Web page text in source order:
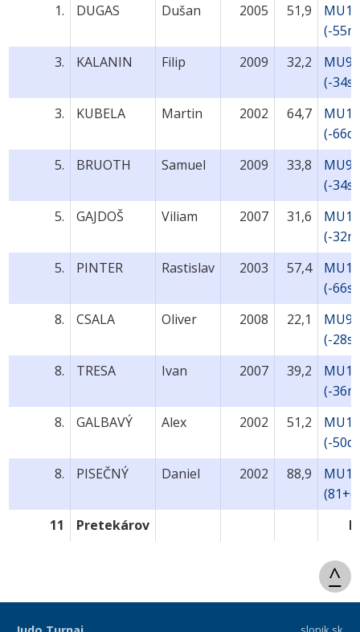
1.
DUGAS Dušan 2005 51,9
(-
3.
KALANIN Filip 2009 32,2
(-
3.
KUBELA Martin 2002 64,7
(-66d)
5.
BRUOTH Samuel 2009 33,8
(-
5.
GAJDOŠ Viliam 2007 31,6
(-
5.
PINTER Rastislav 2003 57,4
(-
8.
CSALA Oliver 2008 22,1
(-
8.
TRESA Ivan 2007 39,2
(-
8.
GALBAVÝ Alex 2002 51,2
(-50d)
8.
PISEČNÝ Daniel 2002 88,9
11
Pretekárov
^